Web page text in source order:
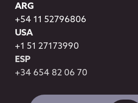
ARG
+54 11 52796806
USA
+1 51 27173990
ESP
+34 654 82 06 70